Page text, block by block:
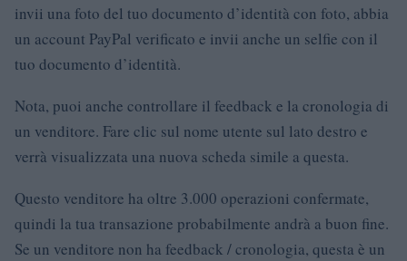
invii una foto del tuo documento d’identità con foto, abbia
un account PayPal verificato e invii anche un selfie con il
tuo documento d’identità.
Nota, puoi anche controllare il feedback e la cronologia di
un venditore. Fare clic sul nome utente sul lato destro e
verrà visualizzata una nuova scheda simile a questa.
Questo venditore ha oltre 3.000 operazioni confermate,
quindi la tua transazione probabilmente andrà a buon fine.
Se un venditore non ha feedback / cronologia, questa è un